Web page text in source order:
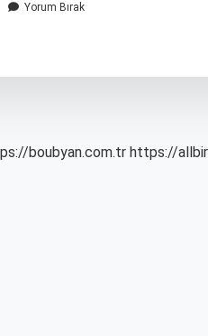
Yorum Bırak
boubyan.com.tr https://